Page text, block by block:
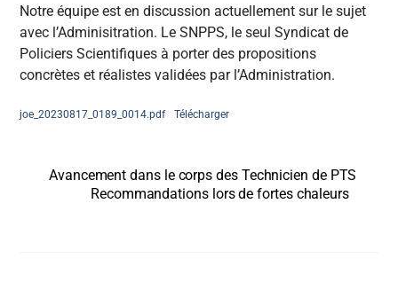
Notre équipe est en discussion actuellement sur le sujet
avec l’Adminisitration. Le SNPPS, le seul Syndicat de
Policiers Scientifiques à porter des propositions
concrètes et réalistes validées par l’Administration.
joe_20230817_0189_0014.pdf Télécharger
Avancement dans le corps des Technicien de PTS
Recommandations lors de fortes chaleurs